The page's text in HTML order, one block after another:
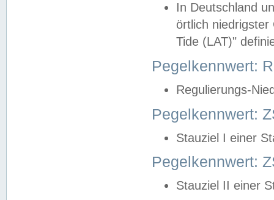
In Deutschland
örtlich
Tide (LAT)"
Pegelkennwert:
Regulierungs-
Pegelkennwert:
Stauziel I einer
Pegelkennwert:
Stauziel II einer